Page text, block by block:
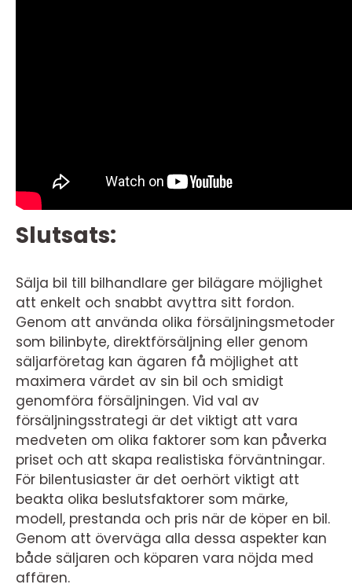
Slutsats:
Sälja bil till bilhandlare ger bilägare möjlighet
att enkelt och snabbt avyttra sitt fordon.
Genom att använda olika försäljningsmetoder
som bilinbyte, direktförsäljning eller genom
säljarföretag kan ägaren få möjlighet att
maximera värdet av sin bil och smidigt
genomföra försäljningen. Vid val av
försäljningsstrategi är det viktigt att vara
medveten om olika faktorer som kan påverka
priset och att skapa realistiska förväntningar.
För bilentusiaster är det oerhört viktigt att
beakta olika beslutsfaktorer som märke,
modell, prestanda och pris när de köper en bil.
Genom att överväga alla dessa aspekter kan
både säljaren och köparen vara nöjda med
affären.